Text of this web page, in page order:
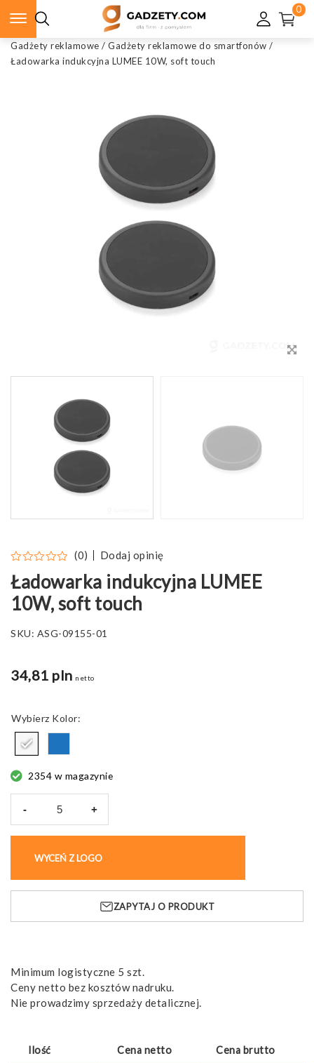
0
Gadżety reklamowe / Gadżety reklamowe do smartfonów /
Ładowarka indukcyjna LUMEE 10W, soft touch
(0) Dodaj opinię
Ładowarka indukcyjna LUMEE
10W, soft touch
SKU: ASG-09155-01
34,81 pln netto
Kolor
2354 w magazynie
-
LUMEE
10W,
soft
+
WYCEŃ Z LOGO
ZAPYTAJ O PRODUKT
Minimum logistyczne 5 szt.
Ceny netto bez kosztów nadruku.
Nie prowadzimy sprzedaży detalicznej.
Ilość Cena netto Cena brutto